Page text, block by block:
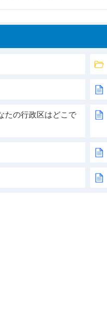
たの行政区はどこで